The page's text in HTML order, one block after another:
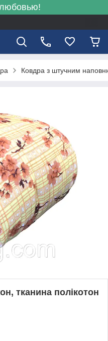
Ковдра з штучним
тканина полікотон